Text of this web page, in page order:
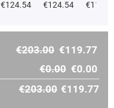
€124.54 €124.54
€203.00 €119.77
€0.00 €0.00
€203.00 €119.77